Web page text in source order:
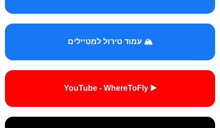
🏔️ עמוד טירול למטיילים
▶️ YouTube - WhereToFly